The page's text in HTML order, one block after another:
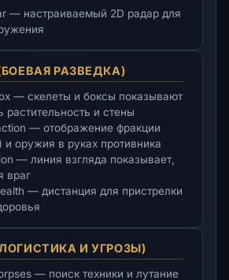
— настраиваемый 2D радар для
(БОЕВАЯ РАЗВЕДКА)
— скелеты и боксы показывают
растительность и стены
— отображение фракции
оружия в руках противника
— линия взгляда показывает,
враг
— дистанция для пристрелки
(ЛОГИСТИКА И УГРОЗЫ)
— поиск техники и лутание